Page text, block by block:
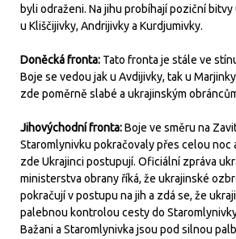
byli odraženi. Na jihu probíhají poziční
u Kliščijivky, Andrijivky a Kurdjumivky.
Doněcká fronta: Tato fronta je stále ve
Boje se vedou jak u Avdijivky, tak u
zde poměrně slabé a ukrajinským
Jihovýchodní fronta:Boje ve směru na
Staromlynivku pokračovaly přes celou noc
zde Ukrajinci postupují. Oficiální zpráva
ministerstva obrany říká, že ukrajinské
pokračují v postupu na jih a zdá se, že
palebnou kontrolou cesty do
Bažani a Staromlynivka jsou pod silnou